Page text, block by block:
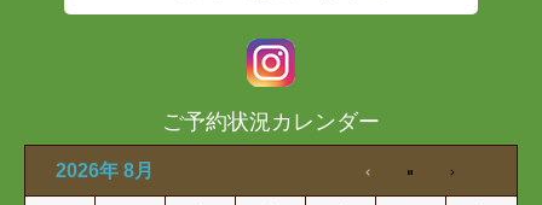
ご予約状況カレンダー
2026年 8月